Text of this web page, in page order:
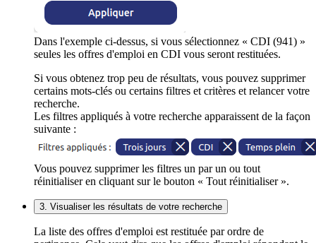
Dans l'exemple ci-dessus, si vous sélectionnez « CDI (941) »
seules les offres d'emploi en CDI vous seront restituées.
Si vous obtenez trop peu de résultats, vous pouvez supprimer
certains mots-clés ou certains filtres et critères et relancer votre
recherche.
Les filtres appliqués à votre recherche apparaissent de la façon
suivante :
Vous pouvez supprimer les filtres un par un ou tout
réinitialiser en cliquant sur le bouton « Tout réinitialiser ».
3. Visualiser les résultats de votre recherche
La liste des offres d'emploi est restituée par ordre de